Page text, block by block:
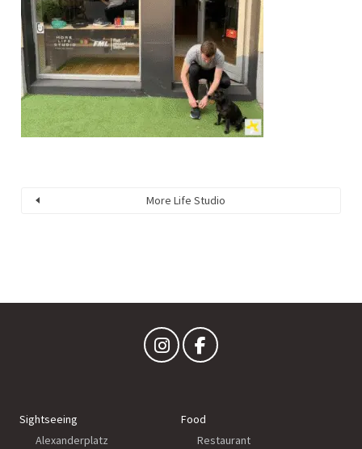
More Life Studio
Sightseeing
Alexanderplatz
Food
Restaurant